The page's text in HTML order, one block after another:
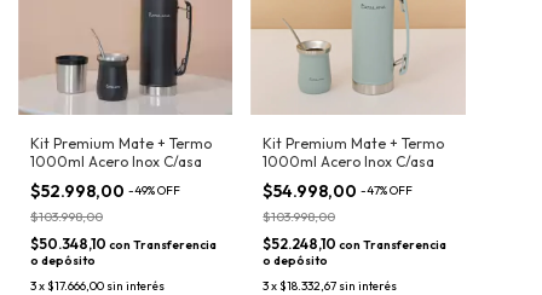
Kit Premium Mate + Termo
1000ml Acero Inox C/asa
$52.998,00 -49%OFF
$103.998,00
$50.348,10 con Transferencia
o depósito
3x$17.666,00 sin interés
Kit Premium Mate + Termo
1000ml Acero Inox C/asa
$54.998,00-47%OFF
$103.998,00
$52.248,10con Transferencia
o depósito
3x$18.332,67 sin interés